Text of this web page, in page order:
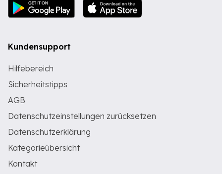
Kundensupport
Hilfebereich
Sicherheitstipps
AGB
Datenschutzeinstellungen zurücksetzen
Datenschutzerklärung
Kategorieübersicht
Kontakt